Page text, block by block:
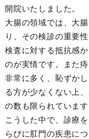
開院いたしました。
大腸の領域では、大
り、その検診の重要
検査に対する抵抗感
のが実情です。また
非常に多く、恥ずか
る方が少なくない上
の数も限られています
こうした中で、診療
らびに肛門の疾患に